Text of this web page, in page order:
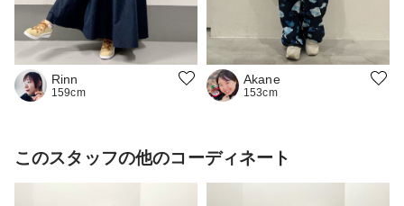
Rinn
159cm
Akane
153cm
このスタッフの他のコーディネート